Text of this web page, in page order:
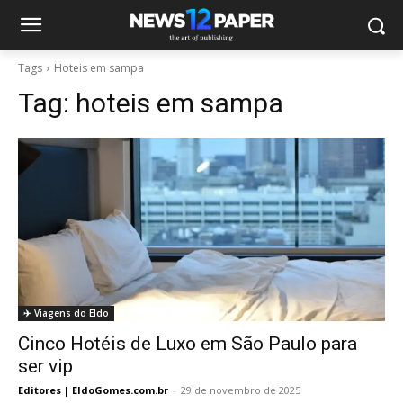
Tags Hoteis em sampa
Tag: hoteis em sampa
✈️ Viagens do Eldo
Cinco Hotéis de Luxo em São Paulo para
ser vip
Editores | EldoGomes.com.br - 29 de novembro de 2025